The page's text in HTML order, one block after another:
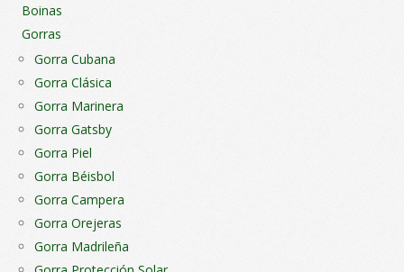
Boinas
Gorras
Gorra Cubana
Gorra Clásica
Gorra Marinera
Gorra Gatsby
Gorra Piel
Gorra Béisbol
Gorra Campera
Gorra Orejeras
Gorra Madrileña